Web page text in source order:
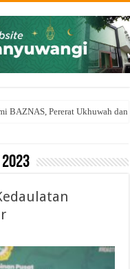
BAZNAS, Pererat Ukhuwah dan